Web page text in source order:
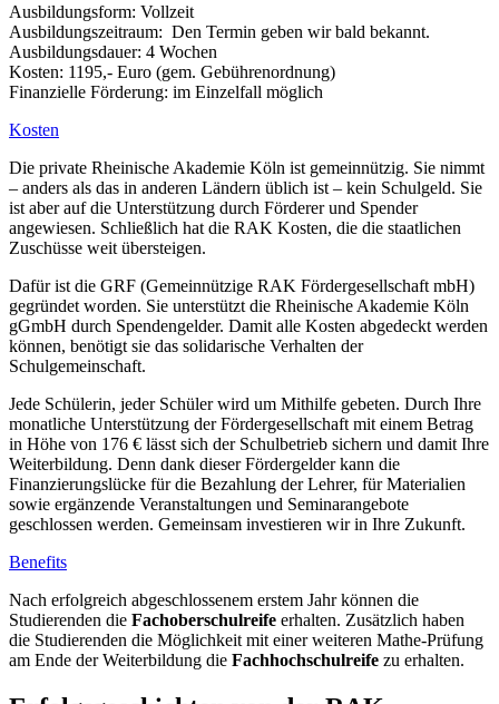
Ausbildungsform: Vollzeit
Ausbildungszeitraum: Den Termin geben wir bald bekannt.
Ausbildungsdauer: 4 Wochen
Kosten: 1195,- Euro (gem. Gebührenordnung)
Finanzielle Förderung: im Einzelfall möglich
Kosten
Die private Rheinische Akademie Köln ist gemeinnützig. Sie nimmt
– anders als das in anderen Ländern üblich ist – kein Schulgeld. Sie
ist aber auf die Unterstützung durch Förderer und Spender
angewiesen. Schließlich hat die RAK Kosten, die die staatlichen
Zuschüsse weit übersteigen.
Dafür ist die GRF (Gemeinnützige RAK Fördergesellschaft mbH)
gegründet worden. Sie unterstützt die Rheinische Akademie Köln
gGmbH durch Spendengelder. Damit alle Kosten abgedeckt werden
können, benötigt sie das solidarische Verhalten der
Schulgemeinschaft.
Jede Schülerin, jeder Schüler wird um Mithilfe gebeten. Durch Ihre
monatliche Unterstützung der Fördergesellschaft mit einem Betrag
in Höhe von 176 € lässt sich der Schulbetrieb sichern und damit Ihre
Weiterbildung. Denn dank dieser Fördergelder kann die
Finanzierungslücke für die Bezahlung der Lehrer, für Materialien
sowie ergänzende Veranstaltungen und Seminarangebote
geschlossen werden. Gemeinsam investieren wir in Ihre Zukunft.
Benefits
Nach erfolgreich abgeschlossenem erstem Jahr können die
Studierenden die Fachoberschulreife erhalten. Zusätzlich haben
die Studierenden die Möglichkeit mit einer weiteren Mathe-Prüfung
am Ende der Weiterbildung die Fachhochschulreife zu erhalten.